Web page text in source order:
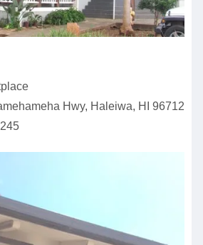
Hwy, Haleiwa, HI 96712